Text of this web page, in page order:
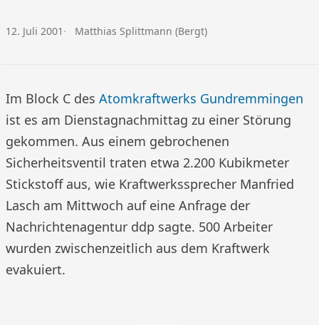
Veröffentlicht am:
12. Juli 2001 Autor:
Matthias Splittmann (Bergt)
Im Block C des Atomkraftwerks Gundremmingen
ist es am Dienstagnachmittag zu einer Störung
gekommen. Aus einem gebrochenen
Sicherheitsventil traten etwa 2.200 Kubikmeter
Stickstoff aus, wie Kraftwerkssprecher Manfried
Lasch am Mittwoch auf eine Anfrage der
Nachrichtenagentur ddp sagte. 500 Arbeiter
wurden zwischenzeitlich aus dem Kraftwerk
evakuiert.